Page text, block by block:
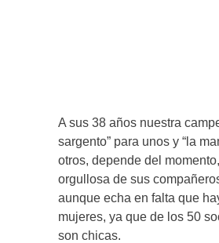
A sus 38 años nuestra
sargento” para unos y “la
otros, depende del
orgullosa de sus
aunque echa en falta que
mujeres, ya que de los 50
son chicas.